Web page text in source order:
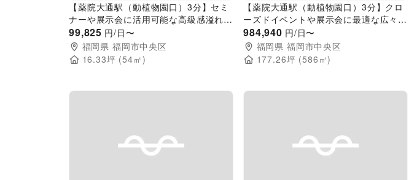
【薬院大通駅（動植物園口）3分】セミ
ナーや展示会に活用可能な高級感溢れる
イベントスペース
99,825 円/日〜
福岡県 福岡市中央区
16.33坪 (54㎡)
【薬院大通駅（動植物園口）3分】クロ
ーズドイベントや展示会に最適な広々と
したイベントスペース
984,940 円/日〜
福岡県 福岡市中央区
177.26坪 (586 ㎡)
Previous slide Previous slide